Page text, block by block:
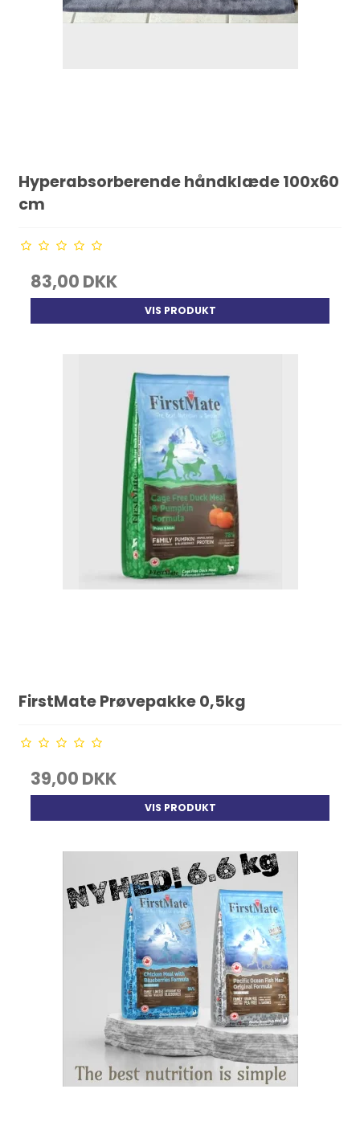
Hyperabsorberende håndklæde 100x60
cm
83,00 DKK
VIS PRODUKT
FirstMate Prøvepakke 0,5kg
39,00 DKK
VIS PRODUKT